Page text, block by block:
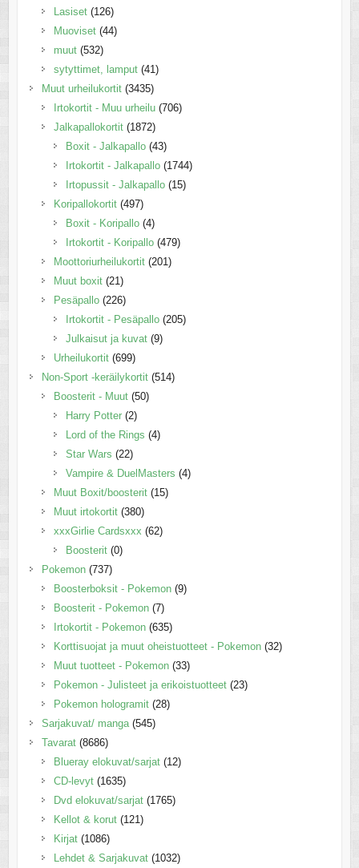
Lasiset (126)
Muoviset (44)
muut (532)
sytyttimet, lamput (41)
Muut urheilukortit (3435)
Irtokortit - Muu urheilu (706)
Jalkapallokortit (1872)
Boxit - Jalkapallo (43)
Irtokortit - Jalkapallo (1744)
Irtopussit - Jalkapallo (15)
Koripallokortit (497)
Boxit - Koripallo (4)
Irtokortit - Koripallo (479)
Moottoriurheilukortit (201)
Muut boxit (21)
Pesäpallo (226)
Irtokortit - Pesäpallo (205)
Julkaisut ja kuvat (9)
Urheilukortit (699)
Non-Sport -keräilykortit (514)
Boosterit - Muut (50)
Harry Potter (2)
Lord of the Rings (4)
Star Wars (22)
Vampire & DuelMasters (4)
Muut Boxit/boosterit (15)
Muut irtokortit (380)
xxxGirlie Cardsxxx (62)
Boosterit (0)
Pokemon (737)
Boosterboksit - Pokemon (9)
Boosterit - Pokemon (7)
Irtokortit - Pokemon (635)
Korttisuojat ja muut oheistuotteet - Pokemon (32)
Muut tuotteet - Pokemon (33)
Pokemon - Julisteet ja erikoistuotteet (23)
Pokemon hologramit (28)
Sarjakuvat/ manga (545)
Tavarat (8686)
Blueray elokuvat/sarjat (12)
CD-levyt (1635)
Dvd elokuvat/sarjat (1765)
Kellot & korut (121)
Kirjat (1086)
Lehdet & Sarjakuvat (1032)